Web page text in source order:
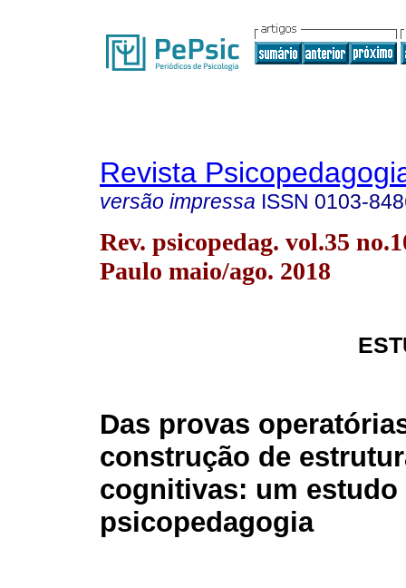
Revista
versão impressa ISSN 0103-
Rev. psicopedag. vol.35
Paulo maio/ago. 2018
Das provas
construção de
cognitivas: um estudo
psicopedagogia